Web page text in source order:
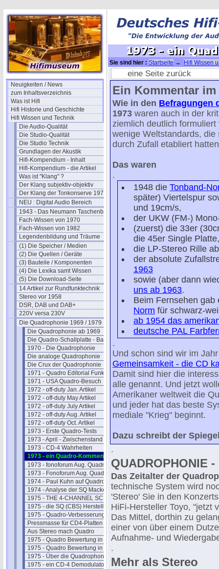
Neuigkeiten / News
zum Inhaltsverzeichnis
Was ist Hifi
Hifi Historie und Geschichte
Hifi Wissen und Technik
Die Audio-Qualität
Die Studio-Qualität
Die Studio Technik
Grundlagen der Akustik
Hifi-Kompendium - Inhalt
Hifi-Kompendium - die Artikel
Was ist "Klang" ?
Der Klang subjektiv-objektiv
Der Klang der Tonkonserve 1979
NEU : Digital Audio Bereich
1943 - Das Neumann Taschenbuch
Fach-Wissen von 1970
Fach-Wissen von 1982
Legendenbildung und Träume
(1) Die Speicher / Medien
(2) Die Quellen / Geräte
(3) Bauteile / Komponenten
(4) Die Lexika samt Wissen
(5) Die Download-Seite
14 Artikel zur Rundfunktechnik
Stereo vor 1958
DSR, DAB und DAB+
220V versa 230V
Die Quadrophonie 1969 / 1979
Die Quadrophonie ab 1969
Die Quadro-Schallplatte - Basics
1970 - Die Quadrophonie
Die analoge Quadrophonie
Die Crux der Quadrophonie
1971 - Quadro Editorial Funktechn.
1971 - USA Quadro-Besuch
1972 - off-duty Jan. Artikel
1972 - off-duty May Artikel
1972 - off-duty July Artikel
1972 - off-duty Aug. Artikel
1972 - off-duty Oct. Artikel
1973 - Erste Quadro-Tests
1973 - April - Zwischenstand
1973 - CD-4 Wahrheiten
1973 - ein Quadro-Kommentar
1973 - fonoforum Aug. Quadro 1
1973 - Fonoforum Aug. Quadro 2
1974 - Paul Kuhn auf Quadro
1974 - Analyse der SQ Macken
1975 - THE 4-CHANNEL SCENE
1975 - die SQ (CBS) Hersteller
1975 - Quadro-Verbesserungen
Pressmasse für CD4-Platten
Aus Stereo mach Quadro
1975 - Quadro Bewertung in der FS
1975 - Quadro Bewertung in UK
1975 - Über die Quadrophonie
1975 - ein CD-4 Demodulator
Sie sind hier : Startseite →
Hifi Wissen
Quadro-Kommentar
eine Seite zurück
Ein Kommentar im
Wie in den Befragungen
1973 waren auch in der
ziemlich deutlich
wenige Weltstandards,
durch Zufall etabliert
Das waren
.
1948 die Tonband-
später) Viertelspur
und 19cm/s,
der UKW (FM-)
(zuerst) die 33er
die 45er Single
die LP-Stereo Rille
der absolute
1963
sowie (aber dann
uns ab 1963.
Beim Fernsehen
Norm für schwarz-
ab 1954 das
deutsche PAL
.
Und schon sind wir im
Gemeinsamkeit - die CD
Damit sind hier die
alle genannt. Und jetzt
Amerikaner weltweit die
und jeder hat das beste
mediale "Krieg" beginnt.
Dazu schreibt der
.
Das Zeitalter der
technische System wird
'Stereo' Sie in den
HiFi-Hersteller Toyo, "jetzt
Das Mittel, dorthin zu
einer von über einem
Aufnahme- und
.
Mehr als Stereo